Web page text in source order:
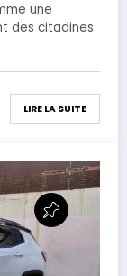
une
des citadines.
LIRE LA SUITE